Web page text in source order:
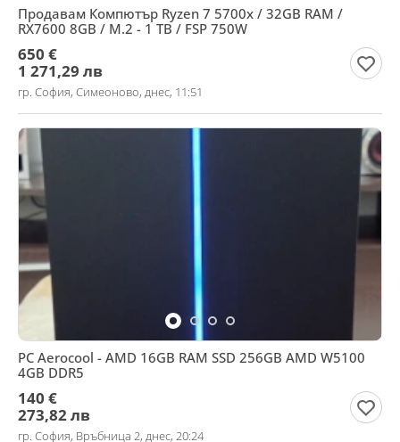
Продавам Компютър Ryzen 7 5700x / 32GB RAM /
RX7600 8GB / M.2 - 1 TB / FSP 750W
650 €
1 271,29 лв
гр. София, Симеоново, днес, 11:51
PC Aerocool - AMD 16GB RAM SSD 256GB AMD W5100
4GB DDR5
140 €
273,82 лв
гр. София, Връбница 2, днес, 20:24